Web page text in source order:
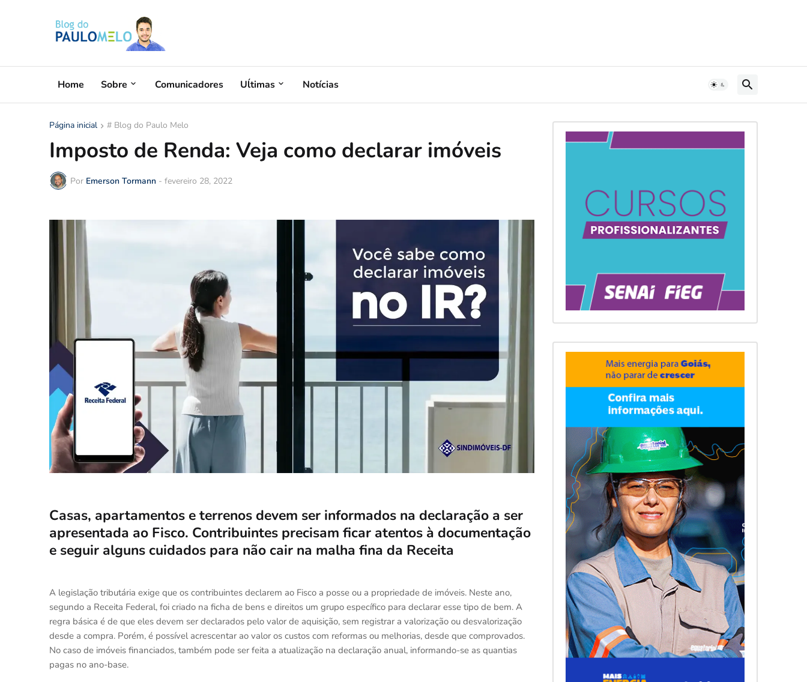
Home Sobre Comunicadores Uĺtimas Notícias
Página inicial # Blog do Paulo Melo
Imposto de Renda: Veja como declarar imóveis
Por Emerson Tormann - fevereiro 28, 2022
Casas, apartamentos e terrenos devem ser informados na declaração a ser
apresentada ao Fisco. Contribuintes precisam ficar atentos à documentação
e seguir alguns cuidados para não cair na malha fina da Receita
A legislação tributária exige que os contribuintes declarem ao Fisco a posse ou a propriedade de imóveis. Neste ano,
segundo a Receita Federal, foi criado na ficha de bens e direitos um grupo específico para declarar esse tipo de bem. A
regra básica é de que eles devem ser declarados pelo valor de aquisição, sem registrar a valorização ou desvalorização
desde a compra. Porém, é possível acrescentar ao valor os custos com reformas ou melhorias, desde que comprovados.
No caso de imóveis financiados, também pode ser feita a atualização na declaração anual, informando-se as quantias
pagas no ano-base.